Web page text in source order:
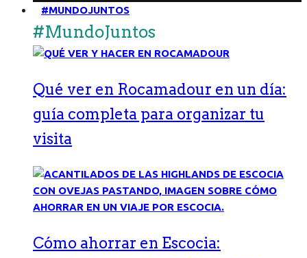
#MUNDOJUNTOS
#MundoJuntos
Qué ver en Rocamadour en un día:
guía completa para organizar tu
visita
Cómo ahorrar en Escocia: